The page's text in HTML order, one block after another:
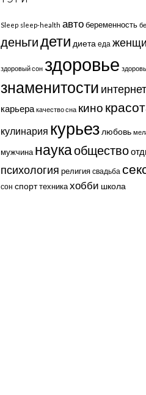
Sleep sleep-health автобеременность
деньгидети диета еда
здоровый сон здоровье
знаменитости интернет
карьера качество сна кино
кулинария курьез любовь
мужчина наукаобщество
психология религия свадьба
сон спорттехникахобби школа